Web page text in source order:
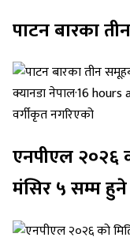
पाटन बारका
क्यानडा नेपाल·16 hours
वर्गीकृत नगरिएको
एनपीएल २०२६
मंसिर ५ सम्म हुने